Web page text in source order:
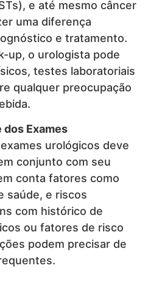
e até mesmo câncer
uma diferença
e tratamento.
up, o urologista pode
testes laboratoriais
qualquer preocupação
dos Exames
urológicos deve
conjunto com seu
conta fatores como
saúde, e riscos
com histórico de
ou fatores de risco
podem precisar de